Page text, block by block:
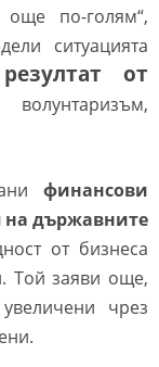
по-голям“,
ситуацията
от
волунтаризъм,
финансови
на държавните
от бизнеса
Той заяви още,
чрез